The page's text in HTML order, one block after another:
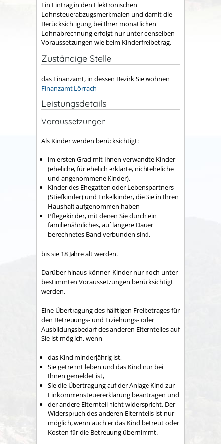
Ein Eintrag in den Elektronischen
Lohnsteuerabzugsmerkmalen und damit die
Berücksichtigung bei Ihrer monatlichen
Lohnabrechnung erfolgt nur unter denselben
Voraussetzungen wie beim Kinderfreibetrag.
Zuständige Stelle
das Finanzamt, in dessen Bezirk Sie wohnen
Finanzamt Lörrach
Leistungsdetails
Voraussetzungen
Als Kinder werden berücksichtigt:
im ersten Grad mit Ihnen verwandte Kinder
(eheliche, für ehelich erklärte, nichteheliche
und angenommene Kinder),
Kinder des Ehegatten oder Lebenspartners
(Stiefkinder) und Enkelkinder, die Sie in Ihren
Haushalt aufgenommen haben
Pflegekinder, mit denen Sie durch ein
familienähnliches, auf längere Dauer
berechnetes Band verbunden sind,
bis sie 18 Jahre alt werden.
Darüber hinaus können Kinder nur noch unter
bestimmten Voraussetzungen berücksichtigt
werden.
Eine Übertragung des hälftigen Freibetrages für
den Betreuungs- und Erziehungs- oder
Ausbildungsbedarf des anderen Elternteiles auf
Sie ist möglich, wenn
das Kind minderjährig ist,
Sie getrennt leben und das Kind nur bei
Ihnen gemeldet ist,
Sie die Übertragung auf der Anlage Kind zur
Einkommensteuererklärung beantragen und
der andere Elternteil nicht widerspricht. Der
Widerspruch des anderen Elternteils ist nur
möglich, wenn auch er das Kind betreut oder
Kosten für die Betreuung übernimmt.